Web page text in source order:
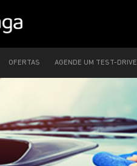
OFERTAS AGENDE UM TEST-DRIVE